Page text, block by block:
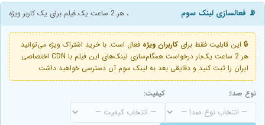
📡 فعالسازی لینک سوم ، هر 2 ساعت یک فیلم برای یک کاربر ویژه
🔒 این قابلیت فقط برای کاربران ویژه فعال است. با خرید اشتراک ویژه می‌توانید
هر 2 ساعت یک‌بار درخواست همگام‌سازی لینک‌های این فیلم با CDN اختصاصی
ایران را ثبت کنید و دقایقی بعد به لینک سوم آن دسترسی خواهید داشت
نوع صدا: کیفیت: